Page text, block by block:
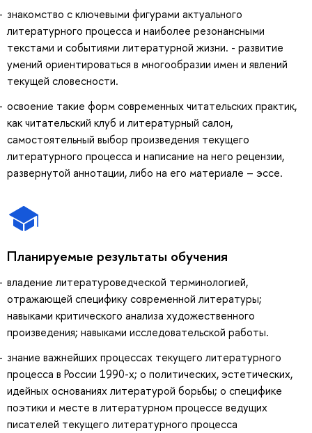
знакомство с ключевыми фигурами актуального
литературного процесса и наиболее резонансными
текстами и событиями литературной жизни. - развитие
умений ориентироваться в многообразии имен и явлений
текущей словесности.
освоение такие форм современных читательских практик,
как читательский клуб и литературный салон,
самостоятельный выбор произведения текущего
литературного процесса и написание на него рецензии,
развернутой аннотации, либо на его материале – эссе.
Планируемые результаты обучения
владение литературоведческой терминологией,
отражающей специфику современной литературы;
навыками критического анализа художественного
произведения; навыками исследовательской работы.
знание важнейших процессах текущего литературного
процесса в России 1990-х; о политических, эстетических,
идейных основаниях литературой борьбы; о специфике
поэтики и месте в литературном процессе ведущих
писателей текущего литературного процесса